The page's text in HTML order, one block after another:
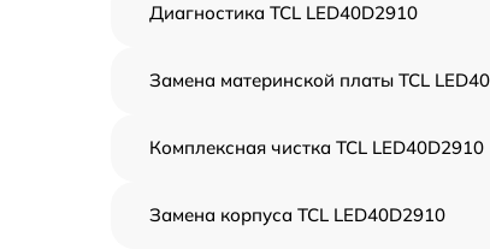
Диагностика TCL LED40D2910
Замена материнской платы TCL
Комплексная чистка TCL LED40D2910
Замена корпуса TCL LED40D2910